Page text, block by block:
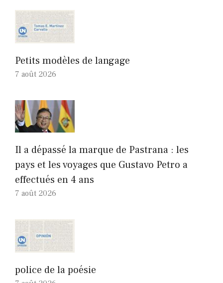
Petits modèles de langage
7 août 2026
Il a dépassé la marque de Pastrana : les
pays et les voyages que Gustavo Petro a
effectués en 4 ans
7 août 2026
police de la poésie